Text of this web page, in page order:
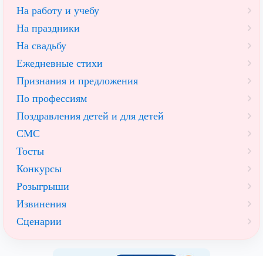
На работу и учебу
На праздники
На свадьбу
Ежедневные стихи
Признания и предложения
По профессиям
Поздравления детей и для детей
СМС
Тосты
Конкурсы
Розыгрыши
Извинения
Сценарии